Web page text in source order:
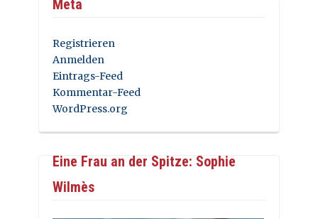
Meta
Registrieren
Anmelden
Eintrags-Feed
Kommentar-Feed
WordPress.org
Eine Frau an der Spitze: Sophie
Wilmès